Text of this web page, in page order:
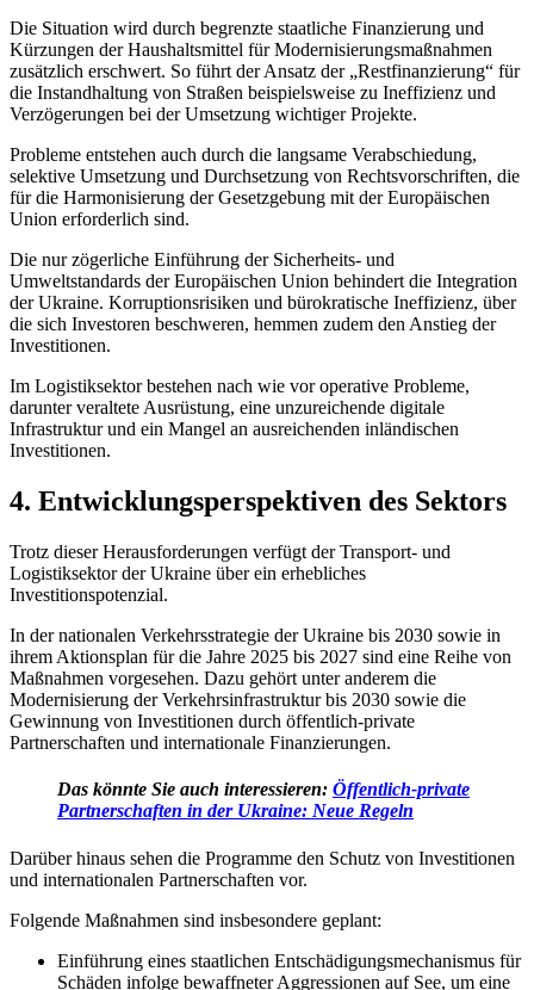
Die Situation wird durch begrenzte staatliche Finanzierung und
Kürzungen der Haushaltsmittel für Modernisierungsmaßnahmen
zusätzlich erschwert. So führt der Ansatz der „Restfinanzierung“ für
die Instandhaltung von Straßen beispielsweise zu Ineffizienz und
Verzögerungen bei der Umsetzung wichtiger Projekte.
Probleme entstehen auch durch die langsame Verabschiedung,
selektive Umsetzung und Durchsetzung von Rechtsvorschriften, die
für die Harmonisierung der Gesetzgebung mit der Europäischen
Union erforderlich sind.
Die nur zögerliche Einführung der Sicherheits- und
Umweltstandards der Europäischen Union behindert die Integration
der Ukraine. Korruptionsrisiken und bürokratische Ineffizienz, über
die sich Investoren beschweren, hemmen zudem den Anstieg der
Investitionen.
Im Logistiksektor bestehen nach wie vor operative Probleme,
darunter veraltete Ausrüstung, eine unzureichende digitale
Infrastruktur und ein Mangel an ausreichenden inländischen
Investitionen.
4. Entwicklungsperspektiven des Sektors
Trotz dieser Herausforderungen verfügt der Transport- und
Logistiksektor der Ukraine über ein erhebliches
Investitionspotenzial.
In der nationalen Verkehrsstrategie der Ukraine bis 2030 sowie in
ihrem Aktionsplan für die Jahre 2025 bis 2027 sind eine Reihe von
Maßnahmen vorgesehen. Dazu gehört unter anderem die
Modernisierung der Verkehrsinfrastruktur bis 2030 sowie die
Gewinnung von Investitionen durch öffentlich-private
Partnerschaften und internationale Finanzierungen.
Das könnte Sie auch interessieren: Öffentlich-private
Partnerschaften in der Ukraine: Neue Regeln
Darüber hinaus sehen die Programme den Schutz von Investitionen
und internationalen Partnerschaften vor.
Folgende Maßnahmen sind insbesondere geplant:
Einführung eines staatlichen Entschädigungsmechanismus für
Schäden infolge bewaffneter Aggressionen auf See, um eine